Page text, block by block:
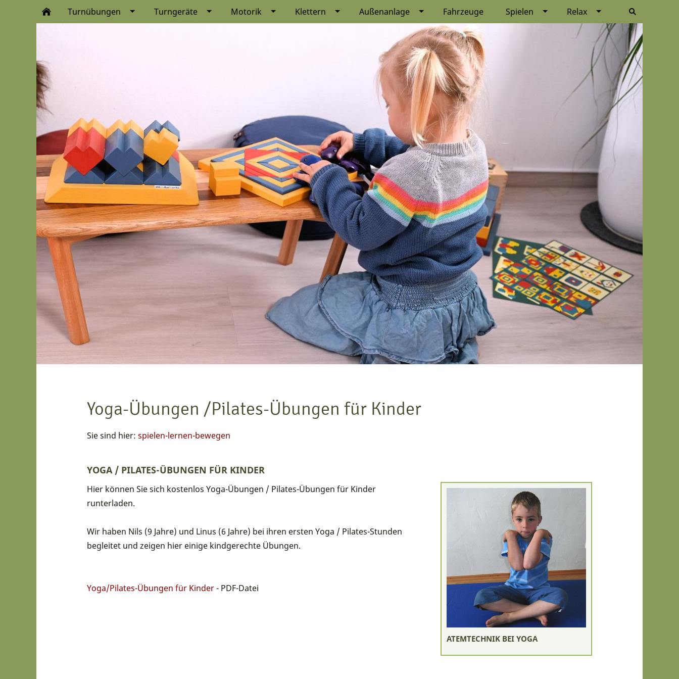
Turnübungen Turngeräte Motorik Klettern Außenanlage Fahrzeuge Spielen Relax
Yoga-Übungen /Pilates-Übungen für Kinder
Sie sind hier: spielen-lernen-bewegen
YOGA / PILATES-ÜBUNGEN FÜR KINDER
ATEMTECHNIK BEI YOGA
Hier können Sie sich kostenlos Yoga-Übungen / Pilates-Übungen für Kinder
runterladen.
Wir haben Nils (9 Jahre) und Linus (6 Jahre) bei ihren ersten Yoga / Pilates-Stunden
begleitet und zeigen hier einige kindgerechte Übungen.
Yoga/Pilates-Übungen für Kinder- PDF-Datei